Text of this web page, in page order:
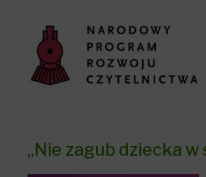
„Nie zagub dziecka w